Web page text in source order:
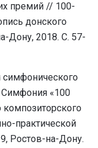
премий // 100-
донского
Дону, 2018. С. 57-
Симфония «100
практической
Ростов-на-Дону.